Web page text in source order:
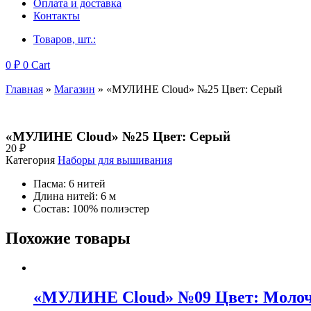
Оплата и доставка
Контакты
Товаров, шт.:
0 ₽ 0 Cart
Главная » Магазин » «МУЛИНЕ Cloud» №25 Цвет: Серый
«МУЛИНЕ Cloud» №25 Цвет: Серый
20 ₽
Категория Наборы для вышивания
Пасма: 6 нитей
Длина нитей: 6 м
Состав: 100% полиэстер
Похожие товары
«МУЛИНЕ Cloud» №09 Цвет: